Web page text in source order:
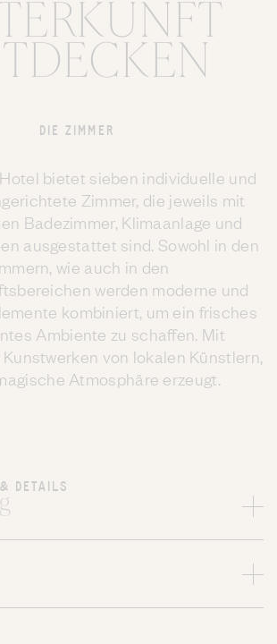
DIE ZIMMER
bietet sieben individuelle und
Zimmer, die jeweils mit
Badezimmer, Klimaanlage und
ausgestattet sind. Sowohl in den
wie auch in den
werden moderne und
kombiniert, um ein frisches
Ambiente zu schaffen. Mit
von lokalen Künstlern,
Atmosphäre erzeugt.
DETAILS